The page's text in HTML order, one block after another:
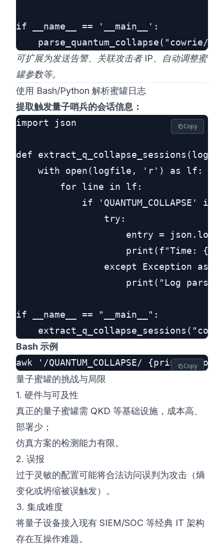
if __name__ == '__main__':
可扩展为发送告警、关联攻击者 IP、自动调整蜜
罐参数等。
使用 Bash/Python 解析蜜罐日志
提取触发量子哨兵的会话信息：
import json
def
    with open(logfile, 'r') as lf:
        for line in lf:
if 'QUANTUM_COLLAPSE' in
                try:
entry =
print(f"Time:
except Exception as
print("Log parse
if __name__ == "__main__":
Copy
Bash 示例
Copy
量子蜜罐的挑战与局限
1. 硬件与可及性
真正的量子蜜罐需 QKD 等基础设施，成本高、
部署少；
仿真方案的检测能力有限。
2. 误报
过于灵敏的配置可能将合法访问误判为攻击（熵
变化或坍缩被误触发）。
3. 集成难度
将量子设备接入现有 SIEM/SOC 等经典 IT 架构
存在互操作难题。